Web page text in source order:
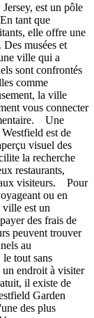
est un pôle
tant que
elle offre une
musées et
ville qui a
sont confrontés
comme
la ville
vous connecter
Une
est de
visuel des
la recherche
restaurants,
aux visiteurs. Pour
ou en
est un
des frais de
peuvent trouver
au
tout sans
endroit à visiter
il existe de
Garden
des plus